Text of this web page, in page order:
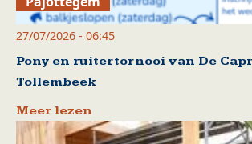
27/07/2026 - 06:45
Pony en ruitertornooi van De
Tollembeek
Meer lezen